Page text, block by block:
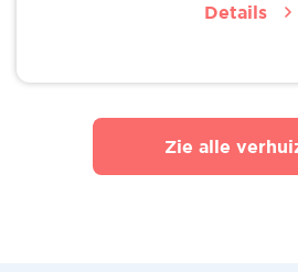
Details
Zie alle